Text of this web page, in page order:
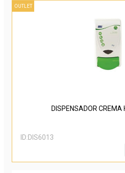
OUTLET
DISPENSADOR CREMA
ID:DIS6013